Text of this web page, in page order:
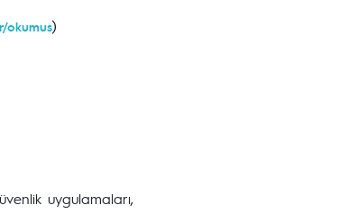
okumus)
uygulamaları,